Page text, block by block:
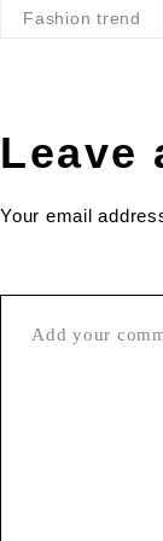
Fashion trend
Leave
Your email